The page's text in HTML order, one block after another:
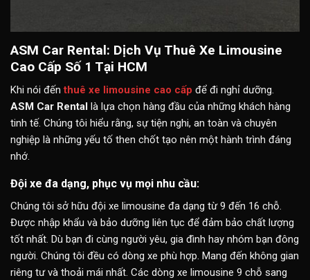
ASM Car Rental: Dịch Vụ Thuê Xe Limousine
Cao Cấp Số 1 Tại HCM
Khi nói đếnthuê xe limousine cao cấp để đi nghỉ dưỡng.
ASM Car Rental
là lựa chọn hàng đầu của những khách hàng
tinh tế. Chúng tôi hiểu rằng, sự tiện nghi, an toàn và chuyên
nghiệp là những yếu tố then chốt tạo nên một hành trình đáng
nhớ.
Đội xe đa dạng, phục vụ mọi nhu cầu:
Chúng tôi sở hữu đội xe limousine đa dạng từ 9 đến 16 chỗ.
Được nhập khẩu và bảo dưỡng liên tục để đảm bảo chất lượng
tốt nhất. Dù bạn đi cùng người yêu, gia đình hay nhóm bạn đông
người. Chúng tôi đều có dòng xe phù hợp. Mang đến không gian
riêng tư và thoải mái nhất. Các dòng xe limousine 9 chỗ sang